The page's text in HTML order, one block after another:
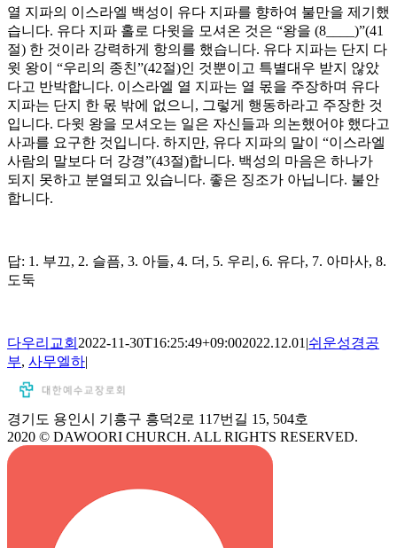
열 지파의 이스라엘 백성이 유다 지파를 향하여 불만을 제기했
습니다. 유다 지파 홀로 다윗을 모셔온 것은 “왕을 (8____)”(41
절) 한 것이라 강력하게 항의를 했습니다. 유다 지파는 단지 다
윗 왕이 “우리의 종친”(42절)인 것뿐이고 특별대우 받지 않았
다고 반박합니다. 이스라엘 열 지파는 열 몫을 주장하며 유다
지파는 단지 한 몫 밖에 없으니, 그렇게 행동하라고 주장한 것
입니다. 다윗 왕을 모셔오는 일은 자신들과 의논했어야 했다고
사과를 요구한 것입니다. 하지만, 유다 지파의 말이 “이스라엘
사람의 말보다 더 강경”(43절)합니다. 백성의 마음은 하나가
되지 못하고 분열되고 있습니다. 좋은 징조가 아닙니다. 불안
합니다.
답: 1. 부끄, 2. 슬픔, 3. 아들, 4. 더, 5. 우리, 6. 유다, 7. 아마사, 8.
도둑
다우리교회 2022-11-30T16:25:49+09:002022.12.01 |쉬운성경공
부, 사무엘하|
경기도 용인시 기흥구 흥덕2로 117번길 15, 504호
2020 © DAWOORI CHURCH. ALL RIGHTS RESERVED.
YouTube
Facebook
Cafe